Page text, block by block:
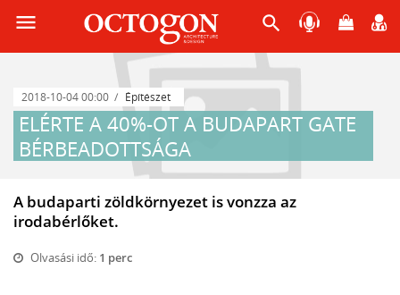
menu search
2018-10-04 00:00 Építészet
ELÉRTE A 40%-OT A BUDAPART GATE
BÉRBEADOTTSÁGA
A budaparti zöldkörnyezet is vonzza az
irodabérlőket.
Olvasási idő: 1 perc